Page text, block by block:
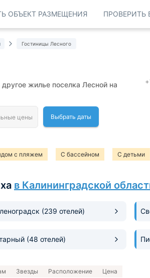
ПРОВЕРИТЬ
ОБЪЕКТ РАЗМЕЩЕНИЯ
Гостиницы Лесного
жилье поселка Лесной на
Выбрать даты
с пляжем С бассейном С детьми
в Калининградской
(239 отелей)
(48 отелей)
Звезды Расположение Цена